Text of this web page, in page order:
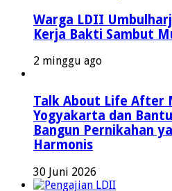
Warga LDII
Kerja Bakti Sambut
2 minggu ago
Talk About Life After
Yogyakarta dan
Bangun Pernikahan
Harmonis
30 Juni 2026